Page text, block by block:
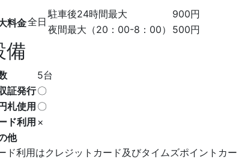
料金全日
駐車後24時間最大
900円
夜間最大（20：00-8：00）
500円
備
5台
証発行〇
札使用 〇
ド利用 ×
他
ド利用はクレジットカード及びタイムズポイントカー